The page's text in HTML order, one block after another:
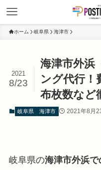
ホーム 岐阜県 海津市
海津市外浜
ング代行！
布枚数など
2021
8/23
岐阜県 海津市 2021年8月
岐阜県の海津市外浜